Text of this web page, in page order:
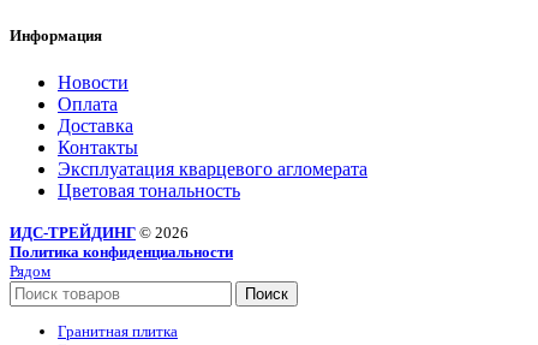
Информация
Новости
Оплата
Доставка
Контакты
Эксплуатация кварцевого агломерата
Цветовая тональность
ИДС-ТРЕЙДИНГ © 2026
Политика конфиденциальности
Рядом
Поиск
Гранитная плитка